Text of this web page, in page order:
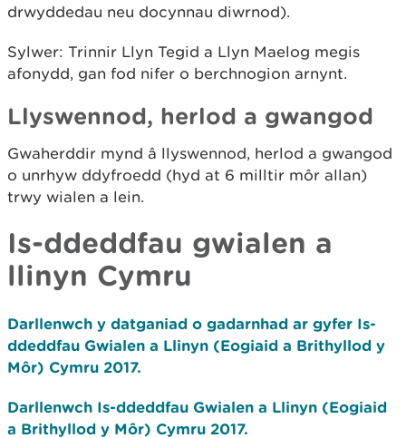
drwyddedau neu docynnau diwrnod).
Sylwer: Trinnir Llyn Tegid a Llyn Maelog megis
afonydd, gan fod nifer o berchnogion arnynt.
Llyswennod, herlod a gwangod
Gwaherddir mynd â llyswennod, herlod a gwangod
o unrhyw ddyfroedd (hyd at 6 milltir môr allan)
trwy wialen a lein.
Is-ddeddfau gwialen a
llinyn Cymru
Darllenwch y datganiad o gadarnhad ar gyfer Is-
ddeddfau Gwialen a Llinyn (Eogiaid a Brithyllod y
Môr) Cymru 2017.
Darllenwch Is-ddeddfau Gwialen a Llinyn (Eogiaid
a Brithyllod y Môr) Cymru 2017.